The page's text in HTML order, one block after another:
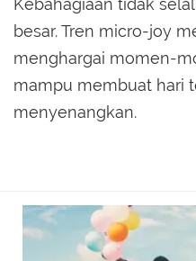
Kebahagiaan tidak
besar. Tren micro-joy
menghargai momen-
mampu membuat hari
menyenangkan.